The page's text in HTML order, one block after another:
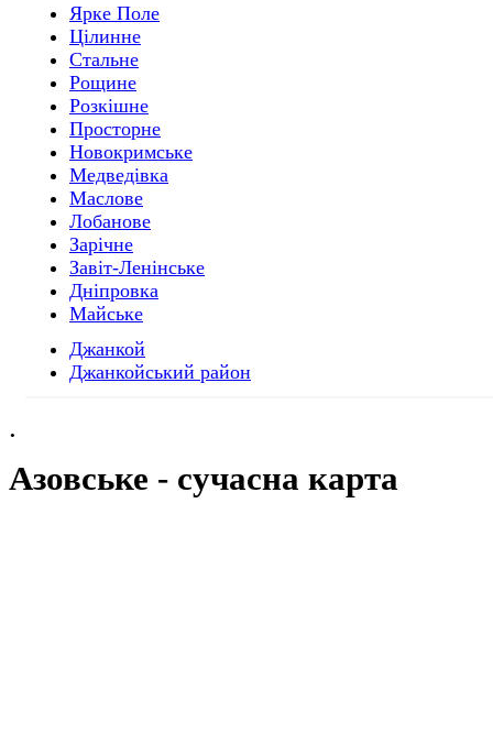
Ярке Поле
Цілинне
Стальне
Рощине
Розкішне
Просторне
Новокримське
Медведівка
Маслове
Лобанове
Зарічне
Завіт-Ленінське
Дніпровка
Майське
Джанкой
Джанкойський район
.
Азовське - cучасна карта